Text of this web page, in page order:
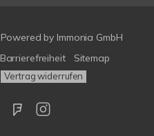
Powered by Immonia GmbH
Barrierefreiheit
Sitemap
Vertrag widerrufen